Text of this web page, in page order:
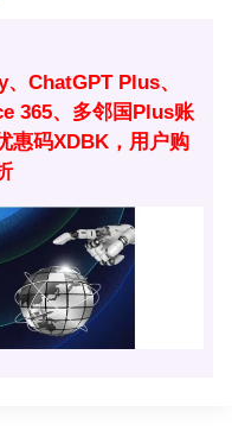
ChatGPT Plus、
365、多邻国Plus账
惠码XDBK，用户购